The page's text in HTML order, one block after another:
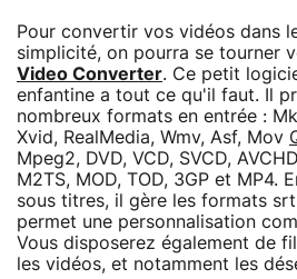
Pour convertir vos vidéos dans
simplicité, on pourra se tourner
Video Converter. Ce petit
enfantine a tout ce qu'il faut. Il
nombreux formats en entrée :
Xvid, RealMedia, Wmv, Asf, Mov
Mpeg2, DVD, VCD, SVCD,
M2TS, MOD, TOD, 3GP et MP4.
sous titres, il gère les formats
permet une personnalisation
Vous disposerez également de
les vidéos, et notamment les